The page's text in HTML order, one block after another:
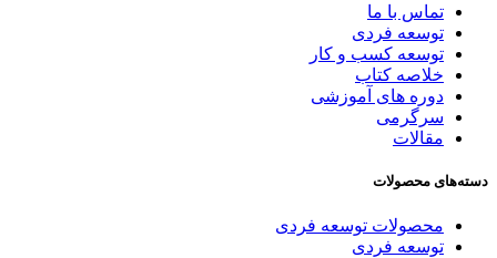
تماس با ما
توسعه فردی
توسعه کسب و کار
خلاصه کتاب
دوره های آموزشی
سرگرمی
مقالات
دسته‌های محصولات
محصولات توسعه فردی
توسعه فردی